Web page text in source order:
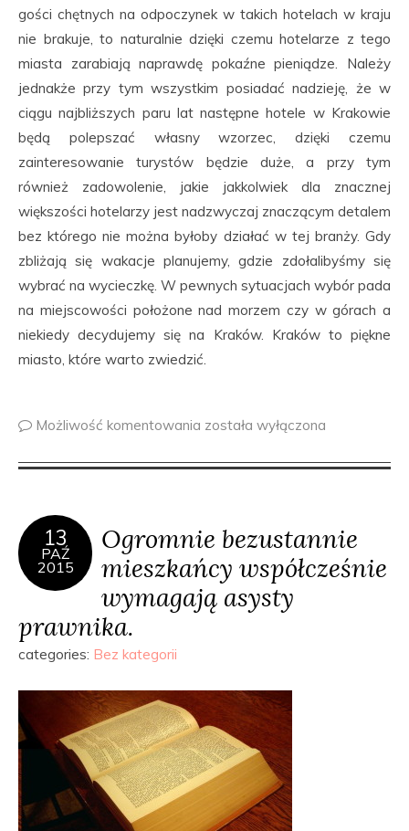
gości chętnych na odpoczynek w takich hotelach w kraju
nie brakuje, to naturalnie dzięki czemu hotelarze z tego
miasta zarabiają naprawdę pokaźne pieniądze. Należy
jednakże przy tym wszystkim posiadać nadzieję, że w
ciągu najbliższych paru lat następne hotele w Krakowie
będą polepszać własny wzorzec, dzięki czemu
zainteresowanie turystów będzie duże, a przy tym
również zadowolenie, jakie jakkolwiek dla znacznej
większości hotelarzy jest nadzwyczaj znaczącym detalem
bez którego nie można byłoby działać w tej branży. Gdy
zbliżają się wakacje planujemy, gdzie zdołalibyśmy się
wybrać na wycieczkę. W pewnych sytuacjach wybór pada
na miejscowości położone nad morzem czy w górach a
niekiedy decydujemy się na Kraków. Kraków to piękne
miasto, które warto zwiedzić.
Możliwość komentowania została wyłączona
13
PAŹ
2015
Ogromnie bezustannie
mieszkańcy współcześnie
wymagają asysty
prawnika.
categories: Bez kategorii